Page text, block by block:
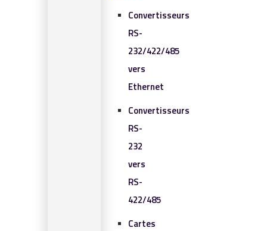
Convertisseurs
RS-
232/422/485
vers
Ethernet
Convertisseurs
RS-
232
vers
RS-
422/485
Cartes